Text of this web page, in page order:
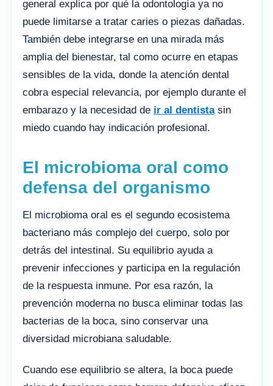
general explica por qué la odontología ya no
puede limitarse a tratar caries o piezas dañadas.
También debe integrarse en una mirada más
amplia del bienestar, tal como ocurre en etapas
sensibles de la vida, donde la atención dental
cobra especial relevancia, por ejemplo durante el
embarazo y la necesidad de ir al dentistasin
miedo cuando hay indicación profesional.
El microbioma oral como
defensa del organismo
El microbioma oral es el segundo ecosistema
bacteriano más complejo del cuerpo, solo por
detrás del intestinal. Su equilibrio ayuda a
prevenir infecciones y participa en la regulación
de la respuesta inmune. Por esa razón, la
prevención moderna no busca eliminar todas las
bacterias de la boca, sino conservar una
diversidad microbiana saludable.
Cuando ese equilibrio se altera, la boca puede